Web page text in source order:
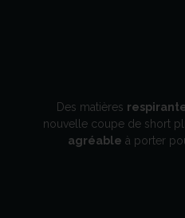
Des matières
nouvelle coupe de short
agréable à porter